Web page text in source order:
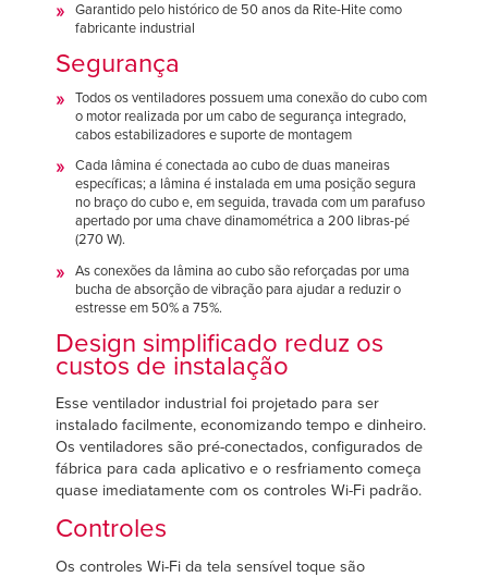
Garantido pelo histórico de 50 anos da Rite-Hite como
fabricante industrial
Segurança
Todos os ventiladores possuem uma conexão do cubo com
o motor realizada por um cabo de segurança integrado,
cabos estabilizadores e suporte de montagem
Cada lâmina é conectada ao cubo de duas maneiras
específicas; a lâmina é instalada em uma posição segura
no braço do cubo e, em seguida, travada com um parafuso
apertado por uma chave dinamométrica a 200 libras-pé
(270 W).
As conexões da lâmina ao cubo são reforçadas por uma
bucha de absorção de vibração para ajudar a reduzir o
estresse em 50% a 75%.
Design simplificado reduz os
custos de instalação
Esse ventilador industrial foi projetado para ser
instalado facilmente, economizando tempo e dinheiro.
Os ventiladores são pré-conectados, configurados de
fábrica para cada aplicativo e o resfriamento começa
quase imediatamente com os controles Wi-Fi padrão.
Controles
Os controles Wi-Fi da tela sensível toque são